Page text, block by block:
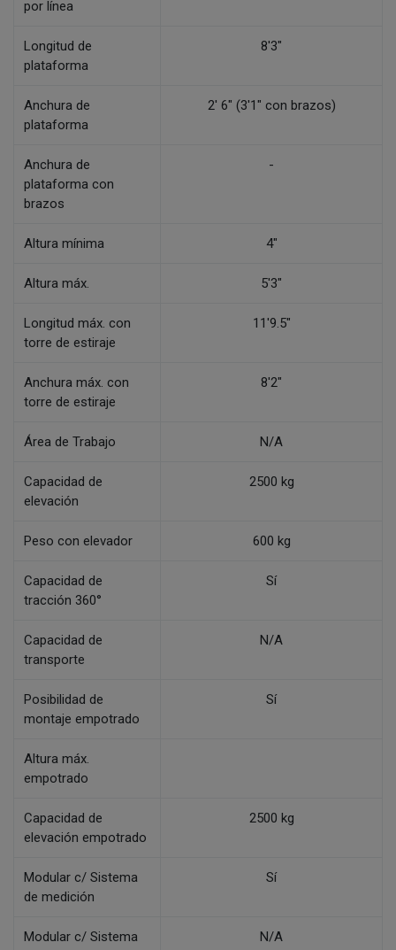
por línea
Longitud de
plataforma
8'3"
Anchura de
plataforma
2' 6" (3'1" con brazos)
Anchura de
plataforma con
brazos
-
Altura mínima 4"
Altura máx. 5'3"
Longitud máx. con
torre de estiraje
11'9.5"
Anchura máx. con
torre de estiraje
8'2"
Área de Trabajo N/A
Capacidad de
elevación
2500 kg
Peso con elevador 600 kg
Capacidad de
tracción 360°
Sí
Capacidad de
transporte
N/A
Posibilidad de
montaje empotrado
Sí
Altura máx.
empotrado
Capacidad de
elevación empotrado
2500 kg
Modular c/ Sistema
de medición
Sí
Modular c/ Sistema
N/A